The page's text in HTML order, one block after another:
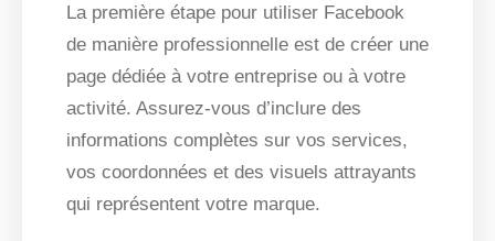
La première étape pour utiliser Facebook
de manière professionnelle est de créer une
page dédiée à votre entreprise ou à votre
activité. Assurez-vous d’inclure des
informations complètes sur vos services,
vos coordonnées et des visuels attrayants
qui représentent votre marque.